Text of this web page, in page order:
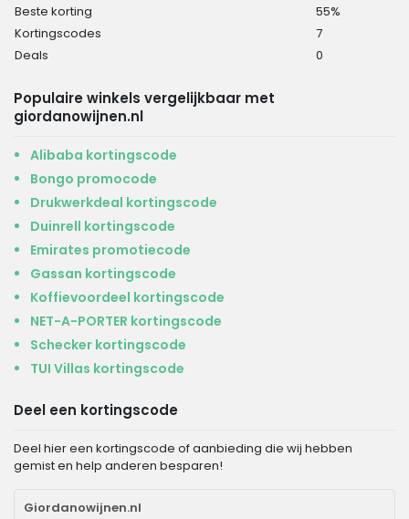
Beste korting
55%
Kortingscodes
7
Deals
0
Populaire winkels vergelijkbaar met
giordanowijnen.nl
Alibaba kortingscode
Bongo promocode
Drukwerkdeal kortingscode
Duinrell kortingscode
Emirates promotiecode
Gassan kortingscode
Koffievoordeel kortingscode
NET-A-PORTER kortingscode
Schecker kortingscode
TUI Villas kortingscode
Deel een kortingscode
Deel hier een kortingscode of aanbieding die wij hebben
gemist en help anderen besparen!